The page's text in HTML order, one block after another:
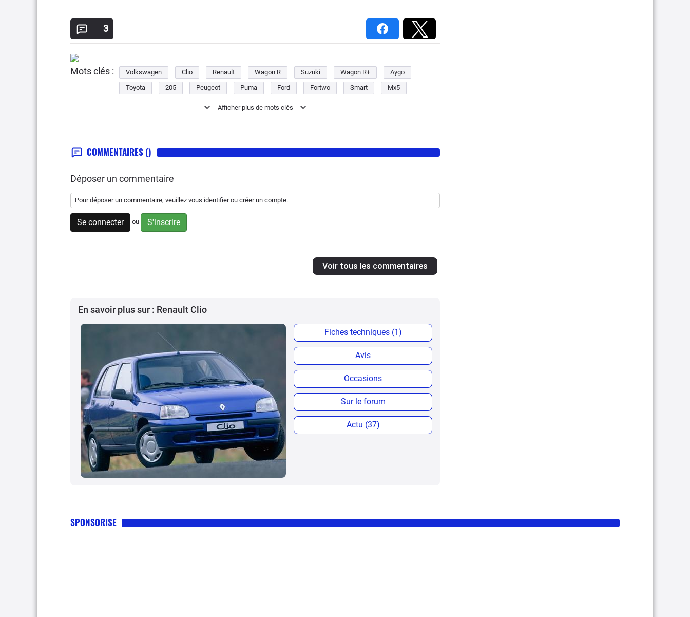
3
Mots clés : Volkswagen Clio Renault Wagon R Suzuki Wagon R+
Aygo
Toyota
205 Peugeot Puma Ford Fortwo Smart
Mx5
Niva Lada
COMMENTAIRES ()
Déposer un commentaire
Pour déposer un commentaire, veuillez vous identifierou créer un compte.
Se connecter ou S'inscrire
Voir tous les commentaires
En savoir plus sur : Renault Clio
Fiches techniques (1)
Avis
Occasions
Sur le forum
Actu (37)
SPONSORISE